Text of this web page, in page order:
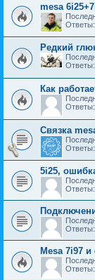
mesa
Ответы:
Редкий
Ответы:
Как
Ответы:
Связка
Ответы:
5i25,
Ответы:
Ответы:
Mesa 7i97
Ответы: